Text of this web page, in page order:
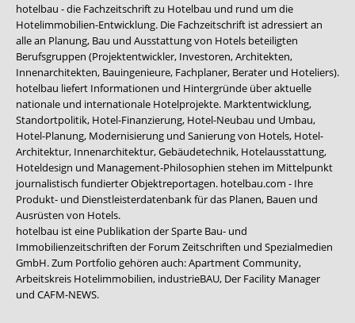
hotelbau - die Fachzeitschrift zu Hotelbau und rund um die
Hotelimmobilien-Entwicklung. Die Fachzeitschrift ist adressiert an
alle an Planung, Bau und Ausstattung von Hotels beteiligten
Berufsgruppen (Projektentwickler, Investoren, Architekten,
Innenarchitekten, Bauingenieure, Fachplaner, Berater und Hoteliers).
hotelbau liefert Informationen und Hintergründe über aktuelle
nationale und internationale Hotelprojekte. Marktentwicklung,
Standortpolitik, Hotel-Finanzierung, Hotel-Neubau und Umbau,
Hotel-Planung, Modernisierung und Sanierung von Hotels, Hotel-
Architektur, Innenarchitektur, Gebäudetechnik, Hotelausstattung,
Hoteldesign und Management-Philosophien stehen im Mittelpunkt
journalistisch fundierter Objektreportagen. hotelbau.com - Ihre
Produkt- und Dienstleisterdatenbank für das Planen, Bauen und
Ausrüsten von Hotels.
hotelbau ist eine Publikation der Sparte Bau- und
Immobilienzeitschriften der Forum Zeitschriften und Spezialmedien
GmbH. Zum Portfolio gehören auch:Apartment Community,
Arbeitskreis Hotelimmobilien, industrieBAU, Der Facility Manager
und CAFM-NEWS.